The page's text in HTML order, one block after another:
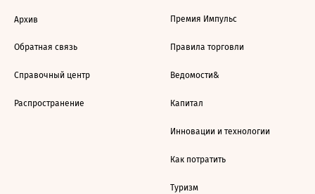
Архив
Обратная связь
Справочный центр
Распространение
Премия Импульс
Правила торговли
Ведомости&
Капитал
Инновации и технологии
Как потратить
Туризм